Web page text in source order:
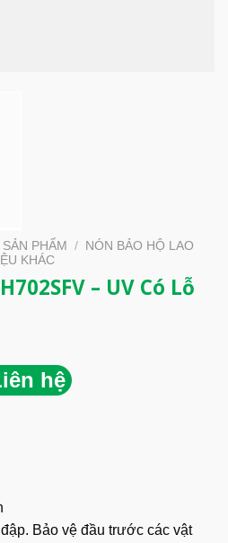
PHẨM /
NÓN BẢO HỘ LAO
KHÁC
– UV Có Lỗ
hệ
Bảo vệ đầu trước các vật